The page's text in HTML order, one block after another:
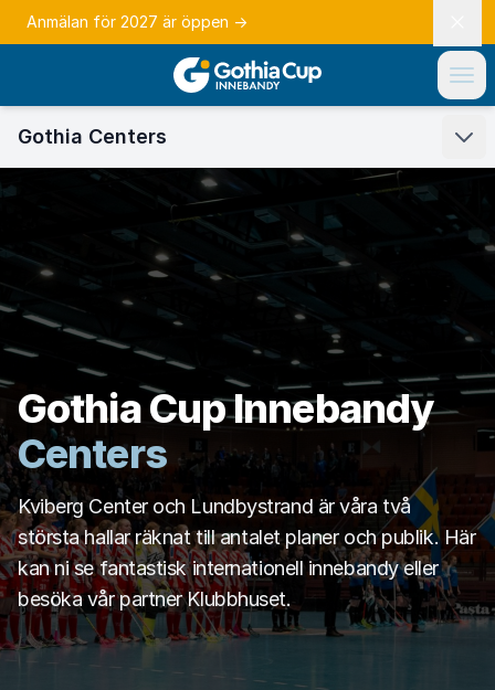
Anmälan för 2027 är öppen →
Gothia Centers
Gothia Cup Innebandy
Centers
Kviberg Center och Lundbystrand är våra två
största hallar räknat till antalet planer och publik. Här
kan ni se fantastisk internationell innebandy eller
besöka vår partner Klubbhuset.